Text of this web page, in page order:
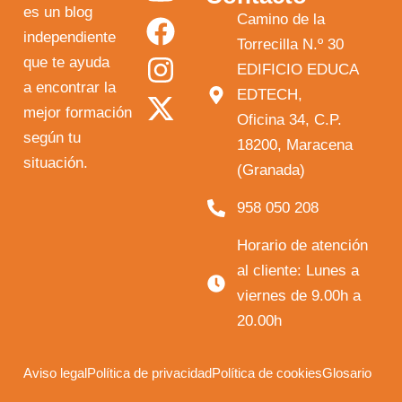
es un blog
independiente
que te ayuda
a encontrar la
mejor formación
según tu
situación.
o
u
t
u
a
c
e
b
n
s
t
a
-
t
w
i
Camino de la
Torrecilla N.º 30
EDIFICIO EDUCA
EDTECH,
Oficina 34, C.P.
18200, Maracena
(Granada)
958 050 208
Horario de atención
al cliente: Lunes a
viernes de 9.00h a
20.00h
Aviso legalPolítica de privacidadPolítica de cookiesGlosario